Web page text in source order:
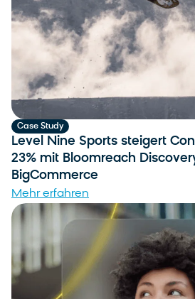
Case Study
Level Nine Sports steigert
23% mit Bloomreach
BigCommerce
Mehr erfahren